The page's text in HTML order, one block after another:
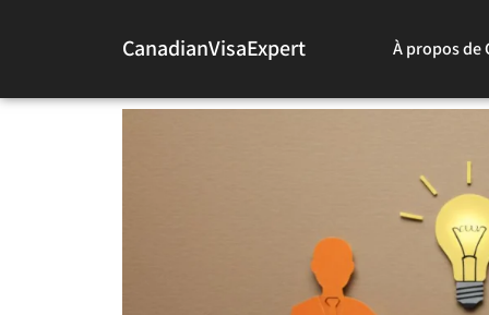
CanadianVisaExpert À propos de